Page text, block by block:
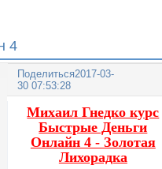
4
Поделиться2017-03-
30 07:53:28
Михаил Гнедко курс
Быстрые Деньги
Онлайн 4 - Золотая
Лихорадка